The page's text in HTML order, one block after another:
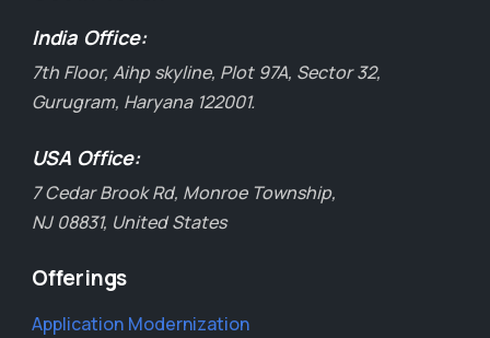
India Office:
7th Floor, Aihp skyline, Plot 97A, Sector 32,
Gurugram, Haryana 122001.
USA Office:
7 Cedar Brook Rd, Monroe Township,
NJ 08831, United States
Offerings
Application Modernization